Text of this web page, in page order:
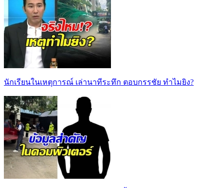
นักเรียนในเหตุการณ์ เล่านาทีระทึก ตอบกรรชัย ทำไมยิง?